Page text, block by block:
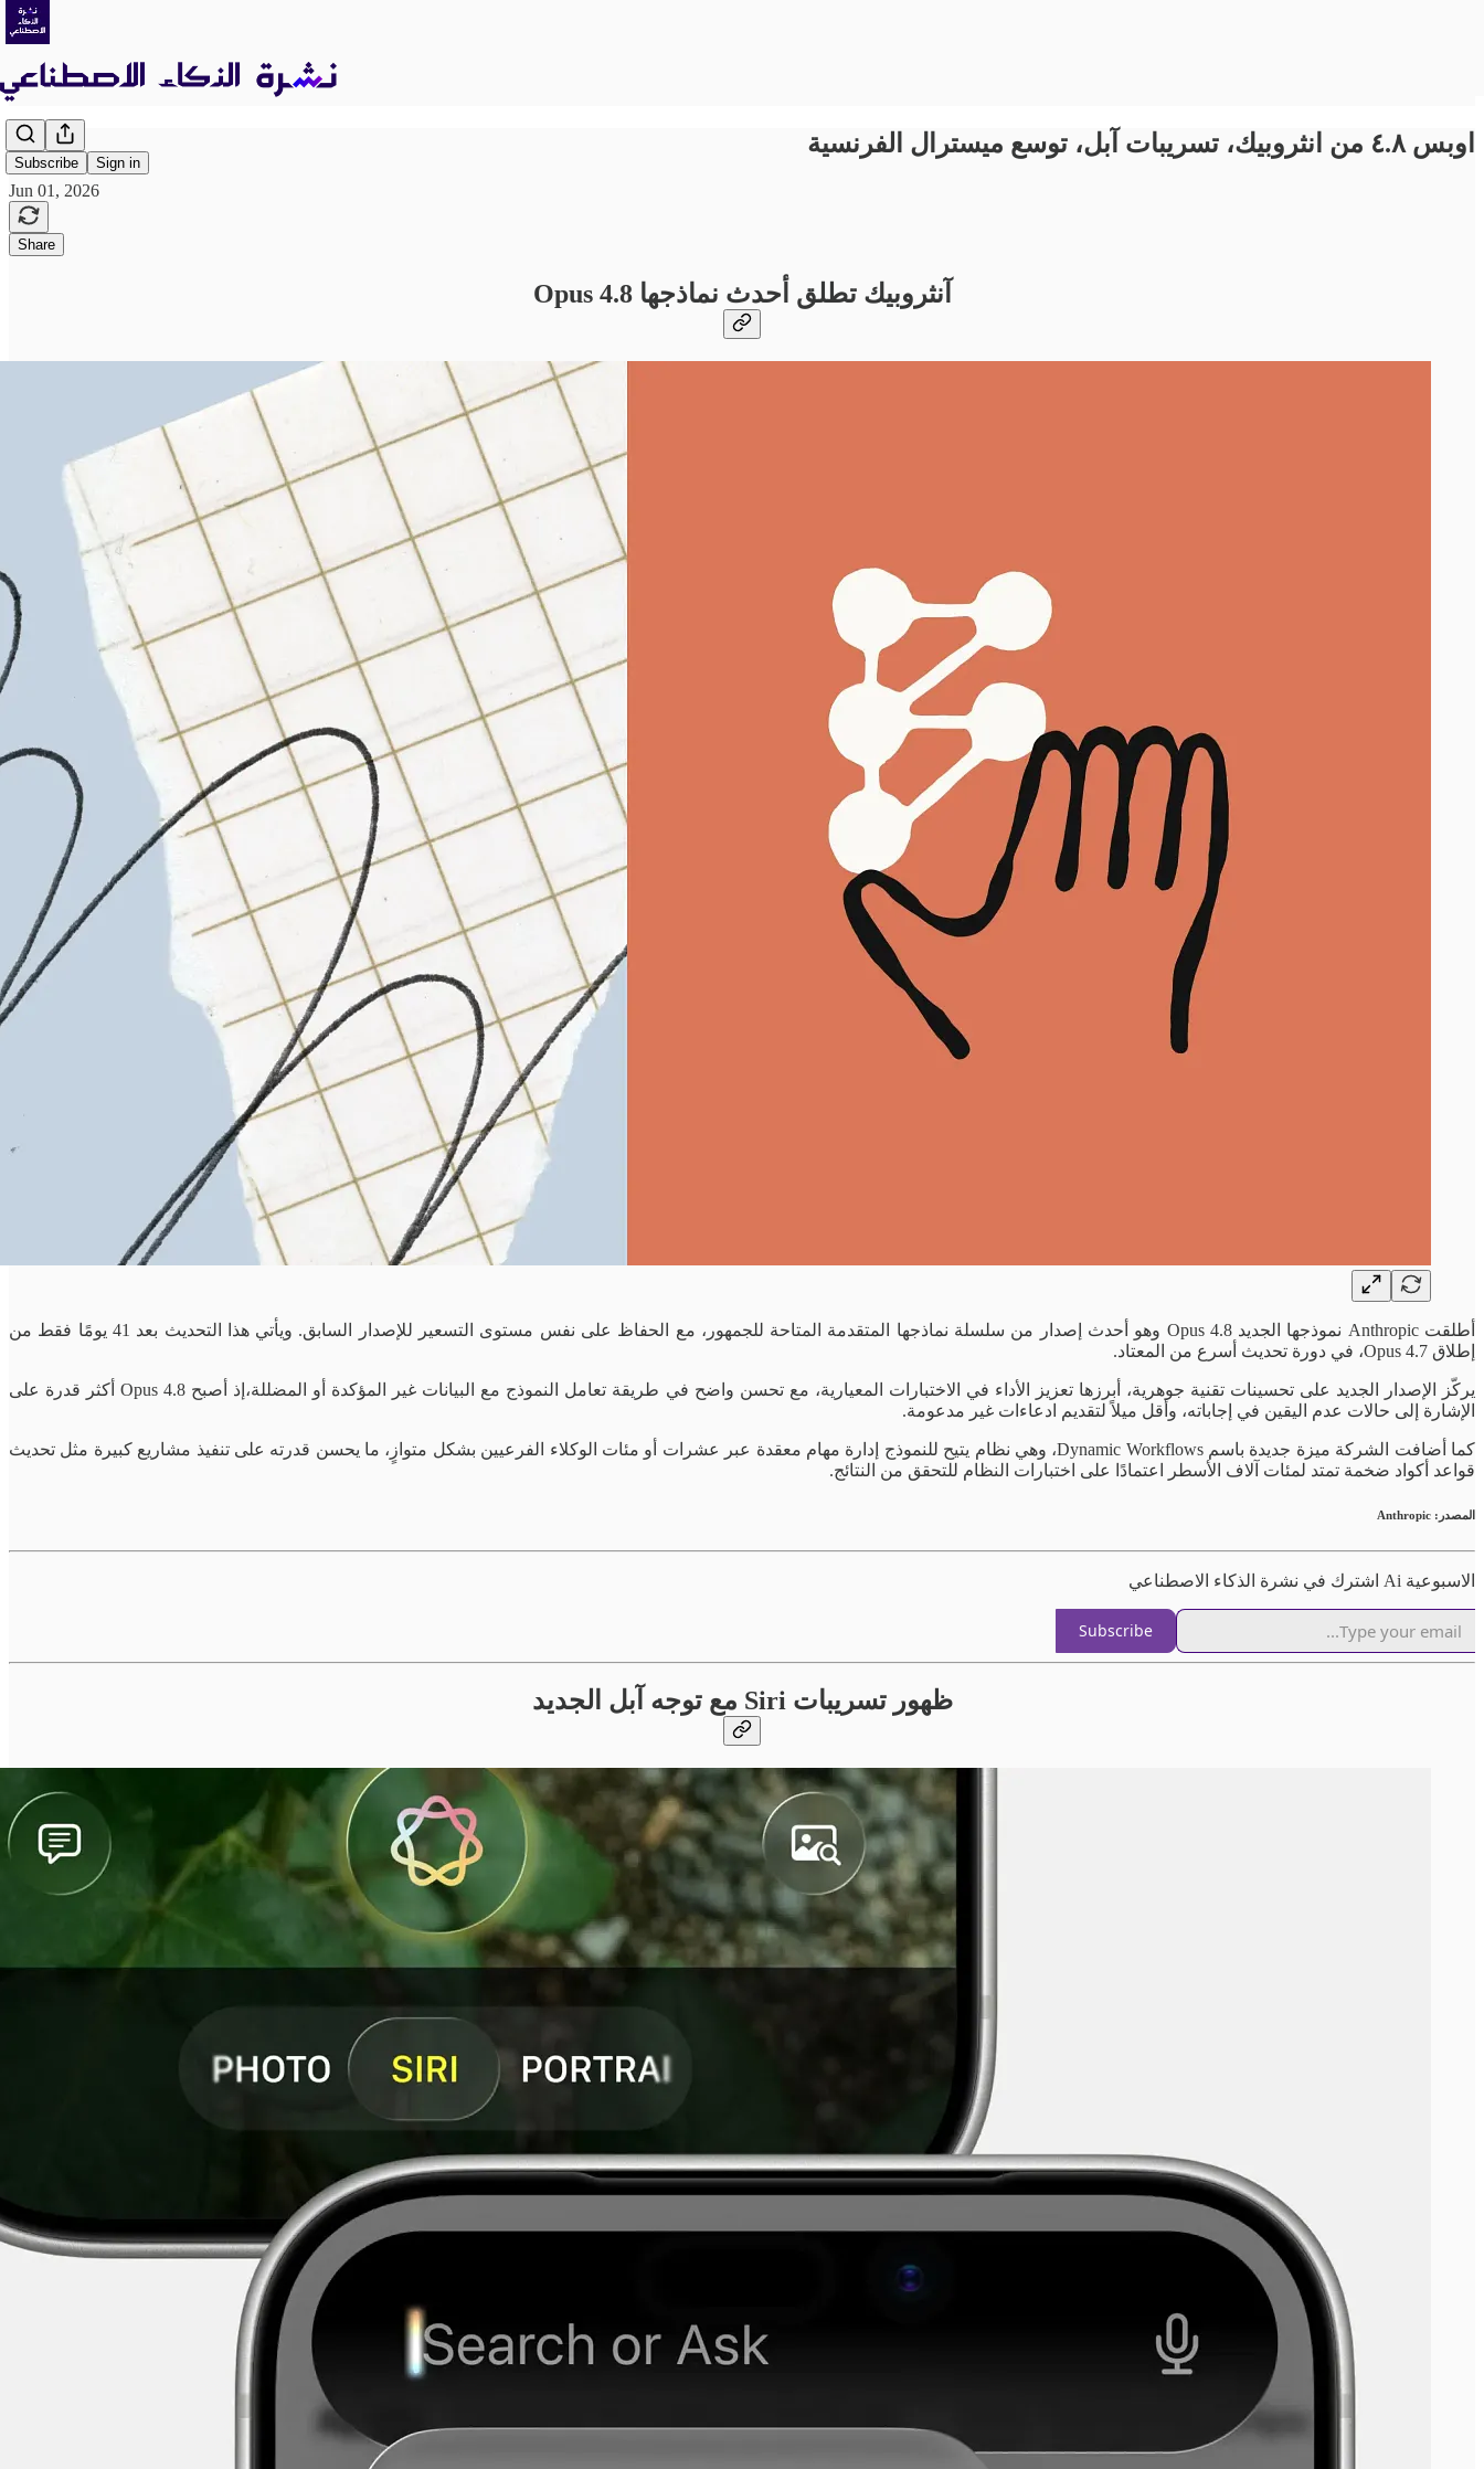
Subscribe Sign in
اوبس ٤.٨ من انثروبيك، تسريبات آبل، توسع ميسترال الفرنسية
Jun 01, 2026
Share
آنثروبيك تطلق أحدث نماذجها Opus 4.8
أطلقت Anthropic نموذجها الجديد Opus 4.8 وهو أحدث إصدار من سلسلة نماذجها المتقدمة المتاحة للجمهور، مع الحفاظ على نفس مستوى التسعير للإصدار السابق. ويأتي هذا التحديث بعد 41 يومًا فقط من
إطلاق Opus 4.7، في دورة تحديث أسرع من المعتاد.
يركّز الإصدار الجديد على تحسينات تقنية جوهرية، أبرزها تعزيز الأداء في الاختبارات المعيارية، مع تحسن واضح في طريقة تعامل النموذج مع البيانات غير المؤكدة أو المضللة،إذ أصبح Opus 4.8 أكثر قدرة على
الإشارة إلى حالات عدم اليقين في إجاباته، وأقل ميلاً لتقديم ادعاءات غير مدعومة.
كما أضافت الشركة ميزة جديدة باسم Dynamic Workflows، وهي نظام يتيح للنموذج إدارة مهام معقدة عبر عشرات أو مئات الوكلاء الفرعيين بشكل متوازٍ، ما يحسن قدرته على تنفيذ مشاريع كبيرة مثل تحديث
قواعد أكواد ضخمة تمتد لمئات آلاف الأسطر اعتمادًا على اختبارات النظام للتحقق من النتائج.
المصدر: Anthropic
الاسبوعية Ai اشترك في نشرة الذكاء الاصطناعي
Subscribe
ظهور تسريبات Siri مع توجه آبل الجديد